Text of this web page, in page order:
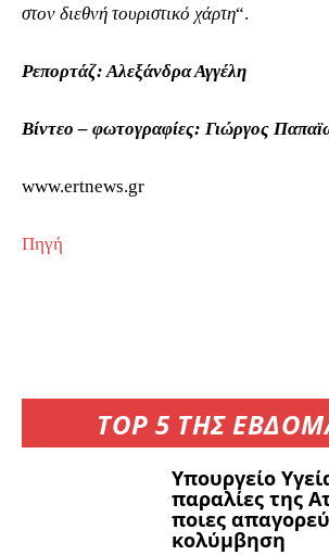
TOP 5 ΤΗΣ
Υπουργείο
παραλίες της
ποιες
κολύμβηση
στον διεθνή τουριστικό χάρτη“.
Ρεπορτάζ: Αλεξάνδρα Αγγέλη
Βίντεο – φωτογραφίες: Γιώργος
www.ertnews.gr
Πηγή